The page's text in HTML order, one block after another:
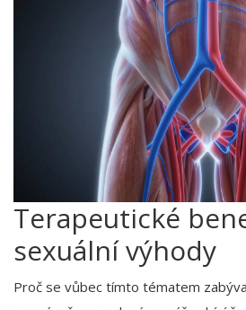
Terapeutické
sexuální výhody
Proč se vůbec tímto tématem